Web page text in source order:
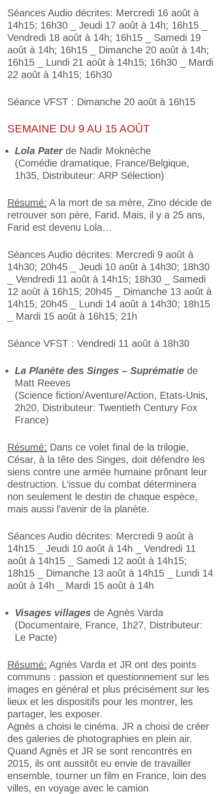
Séances Audio décrites: Mercredi 16 août à
14h15; 16h30 _ Jeudi 17 août à 14h; 16h15 _
Vendredi 18 août à 14h; 16h15 _ Samedi 19
août à 14h; 16h15 _ Dimanche 20 août à 14h;
16h15 _ Lundi 21 août à 14h15; 16h30 _ Mardi
22 août à 14h15; 16h30
Séance VFST : Dimanche 20 août à 16h15
SEMAINE DU 9 AU 15 AOÛT
Lola Pater de Nadir Moknèche
(Comédie dramatique, France/Belgique,
1h35, Distributeur: ARP Sélection)
Résumé: A la mort de sa mère, Zino décide de
retrouver son père, Farid. Mais, il y a 25 ans,
Farid est devenu Lola…
Séances Audio décrites: Mercredi 9 août à
14h30; 20h45 _ Jeudi 10 août à 14h30; 18h30
_ Vendredi 11 août à 14h15; 18h30 _ Samedi
12 août à 16h15; 20h45 _ Dimanche 13 août à
14h15; 20h45 _ Lundi 14 août à 14h30; 18h15
_ Mardi 15 août à 16h15; 21h
Séance VFST : Vendredi 11 août à 18h30
La Planète des Singes – Suprématie de
Matt Reeves
(Science fiction/Aventure/Action, Etats-Unis,
2h20, Distributeur: Twentieth Century Fox
France)
Résumé: Dans ce volet final de la trilogie,
César, à la tête des Singes, doit défendre les
siens contre une armée humaine prônant leur
destruction. L’issue du combat déterminera
non seulement le destin de chaque espèce,
mais aussi l’avenir de la planète.
Séances Audio décrites: Mercredi 9 août à
14h15 _ Jeudi 10 août à 14h _ Vendredi 11
août à 14h15 _ Samedi 12 août à 14h15;
18h15 _ Dimanche 13 août à 14h15 _ Lundi 14
août à 14h _ Mardi 15 août à 14h
Visages villages de Agnès Varda
(Documentaire, France, 1h27, Distributeur:
Le Pacte)
Résumé: Agnès Varda et JR ont des points
communs : passion et questionnement sur les
images en général et plus précisément sur les
lieux et les dispositifs pour les montrer, les
partager, les exposer.
Agnès a choisi le cinéma. JR a choisi de créer
des galeries de photographies en plein air.
Quand Agnès et JR se sont rencontrés en
2015, ils ont aussitôt eu envie de travailler
ensemble, tourner un film en France, loin des
villes, en voyage avec le camion